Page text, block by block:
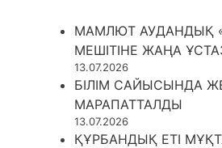
МАМЛЮТ АУДАНДЫҚ
МЕШІТІНЕ ЖАҢА
13.07.2026
БІЛІМ САЙЫСЫНДА
МАРАПАТТАЛДЫ
13.07.2026
ҚҰРБАНДЫҚ ЕТІ